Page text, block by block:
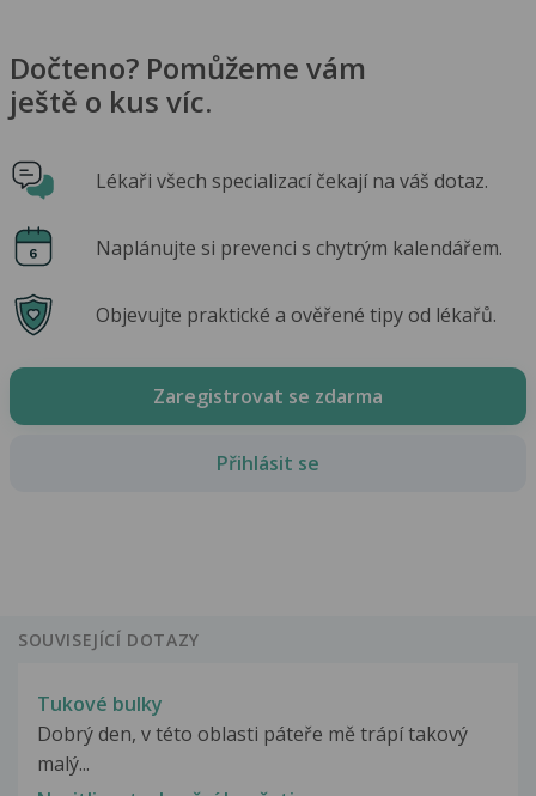
Dočteno? Pomůžeme vám
ještě o kus víc.
Lékaři všech specializací čekají na váš dotaz.
Naplánujte si prevenci s chytrým kalendářem.
Objevujte praktické a ověřené tipy od lékařů.
Zaregistrovat se zdarma
Přihlásit se
SOUVISEJÍCÍ DOTAZY
Tukové bulky
Dobrý den, v této oblasti páteře mě trápí takový
malý...